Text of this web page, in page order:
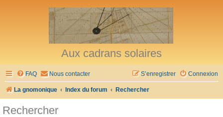
Aux cadrans solaires
FAQ Nous contacter Connexion
S’enregistrer
La gnomonique Index du forum Rechercher
Rechercher